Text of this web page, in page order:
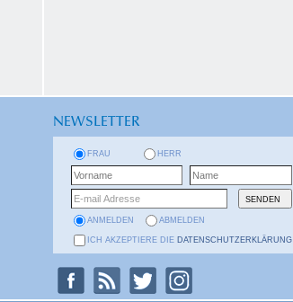
NEWSLETTER
FRAU HERR
ANMELDEN ABMELDEN
ICH AKZEPTIERE DIE DATENSCHUTZERKLÄRUNG